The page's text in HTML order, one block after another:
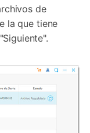
de
la que tiene